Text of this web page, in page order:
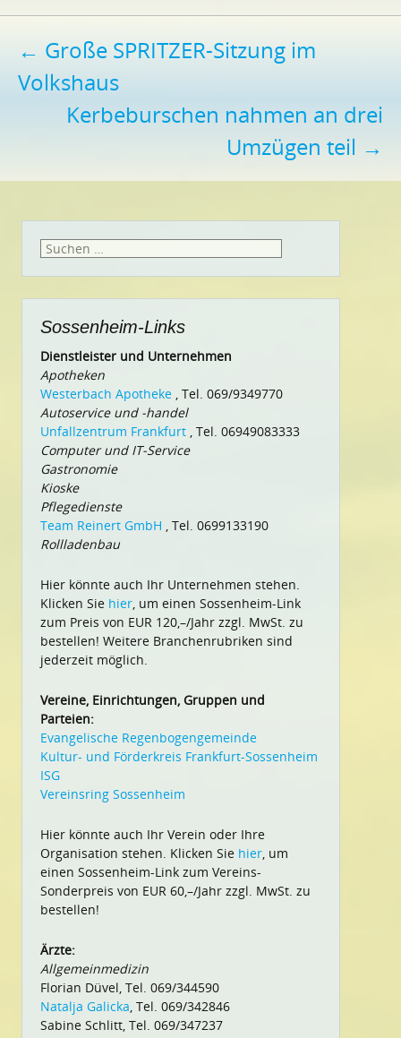
Beitragsnavigation
← Große SPRITZER-Sitzung im
Volkshaus
Kerbeburschen nahmen an drei
Umzügen teil →
Suchen
Sossenheim-Links
Dienstleister und Unternehmen
Apotheken
Westerbach Apotheke , Tel. 069/9349770
Autoservice und -handel
Unfallzentrum Frankfurt , Tel. 06949083333
Computer und IT-Service
Gastronomie
Kioske
Pflegedienste
Team Reinert GmbH , Tel. 0699133190
Rollladenbau
Hier könnte auch Ihr Unternehmen stehen.
Klicken Sie hier , um einen Sossenheim-Link
zum Preis von EUR 120,–/Jahr zzgl. MwSt. zu
bestellen! Weitere Branchenrubriken sind
jederzeit möglich.
Vereine, Einrichtungen, Gruppen und
Parteien:
Evangelische Regenbogengemeinde
Kultur- und Förderkreis Frankfurt-Sossenheim
ISG
Vereinsring Sossenheim
Hier könnte auch Ihr Verein oder Ihre
Organisation stehen. Klicken Sie hier , um
einen Sossenheim-Link zum Vereins-
Sonderpreis von EUR 60,–/Jahr zzgl. MwSt. zu
bestellen!
Ärzte:
Allgemeinmedizin
Florian Düvel, Tel. 069/344590
Natalja Galicka , Tel. 069/342846
Sabine Schlitt, Tel. 069/347237